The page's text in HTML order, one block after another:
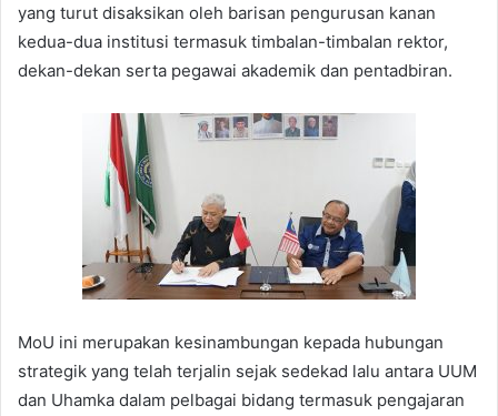
yang turut disaksikan oleh barisan pengurusan kanan
kedua-dua institusi termasuk timbalan-timbalan rektor,
dekan-dekan serta pegawai akademik dan pentadbiran.
MoU ini merupakan kesinambungan kepada hubungan
strategik yang telah terjalin sejak sedekad lalu antara UUM
dan Uhamka dalam pelbagai bidang termasuk pengajaran